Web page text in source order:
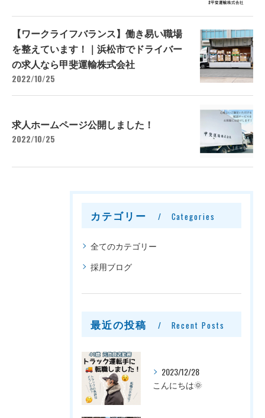
【ワークライフバランス】働き易い職場
を整えています！｜浜松市でドライバー
の求人なら甲斐運輸株式会社
2022/10/25
求人ホームページ公開しました！
2022/10/25
カテゴリー Categories
全てのカテゴリー
採用ブログ
最近の投稿 Recent Posts
2023/12/28
こんにちは🌞